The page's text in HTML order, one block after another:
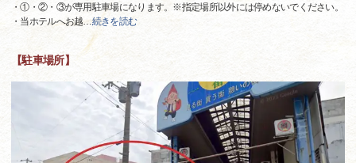
・①・②・③が専用駐車場になります。※指定場所以外には停めないでください。
・当ホテルへお越…続きを読む
【駐車場所】